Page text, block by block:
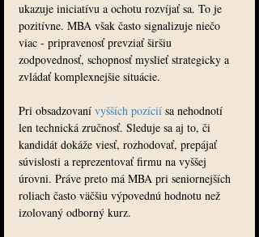
ukazuje iniciatívu a ochotu rozvíjať sa. To je
pozitívne. MBA však často signalizuje niečo
viac - pripravenosť prevziať širšiu
zodpovednosť, schopnosť myslieť strategicky a
zvládať komplexnejšie situácie.
Pri obsadzovaní vyšších pozícií sa nehodnotí
len technická zručnosť. Sleduje sa aj to, či
kandidát dokáže viesť, rozhodovať, prepájať
súvislosti a reprezentovať firmu na vyššej
úrovni. Práve preto má MBA pri seniornejších
roliach často väčšiu výpovednú hodnotu než
izolovaný odborný kurz.